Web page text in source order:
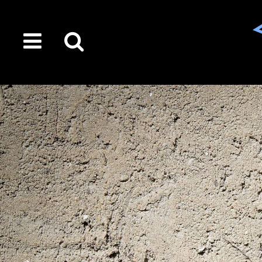
toggle
der
gesamten
Seite